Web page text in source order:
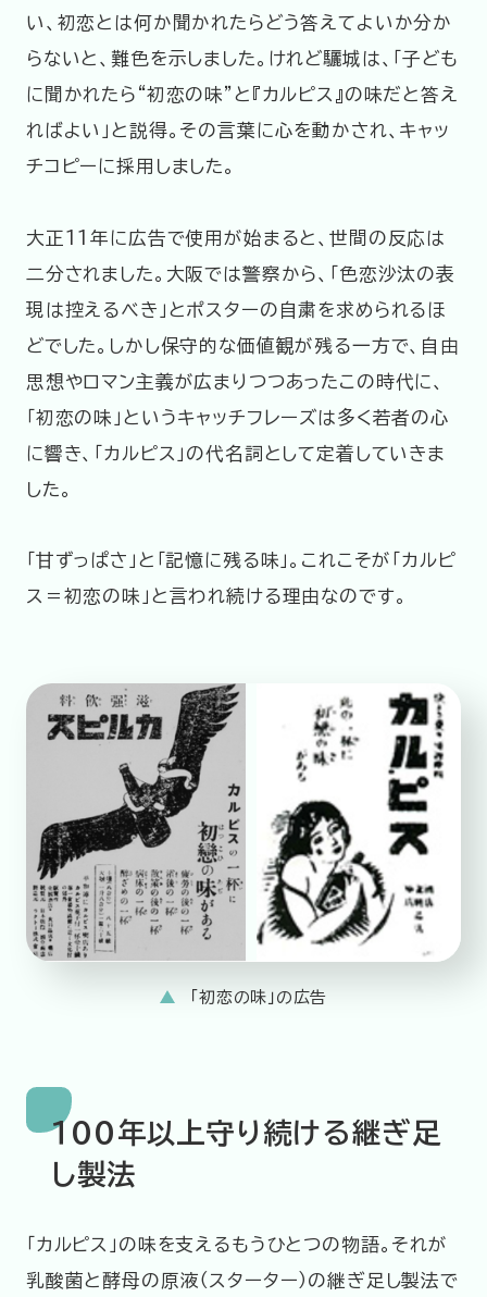
い、初恋とは何か聞かれたらどう答えてよいか分か
らないと、難色を示しました。けれど驪城は、「子ども
に聞かれたら“初恋の味”と『カルピス』の味だと答え
ればよい」と説得。その言葉に心を動かされ、キャッ
チコピーに採用しました。
大正11年に広告で使用が始まると、世間の反応は
二分されました。大阪では警察から、「色恋沙汰の表
現は控えるべき」とポスターの自粛を求められるほ
どでした。しかし保守的な価値観が残る一方で、自由
思想やロマン主義が広まりつつあったこの時代に、
「初恋の味」というキャッチフレーズは多く若者の心
に響き、「カルピス」の代名詞として定着していきま
した。
「甘ずっぱさ」と「記憶に残る味」。これこそが「カルピ
ス＝初恋の味」と言われ続ける理由なのです。
「初恋の味」の広告
１００年以上守り続ける継ぎ足
し製法
「カルピス」の味を支えるもうひとつの物語。それが
乳酸菌と酵母の原液（スターター）の継ぎ足し製法で